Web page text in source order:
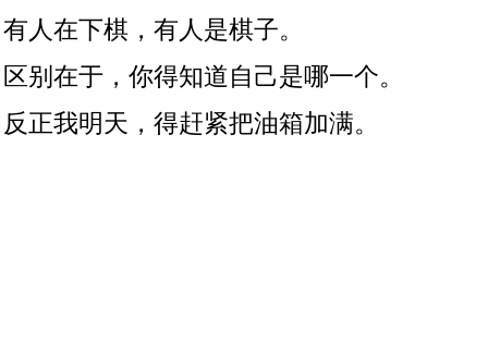
有人在下棋，有人是棋子。
区别在于，你得知道自己是哪一个。
反正我明天，得赶紧把油箱加满。